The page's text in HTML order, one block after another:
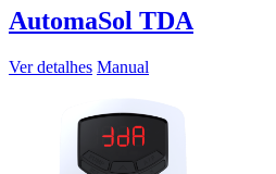
AutomaSol TDA
Ver detalhes Manual